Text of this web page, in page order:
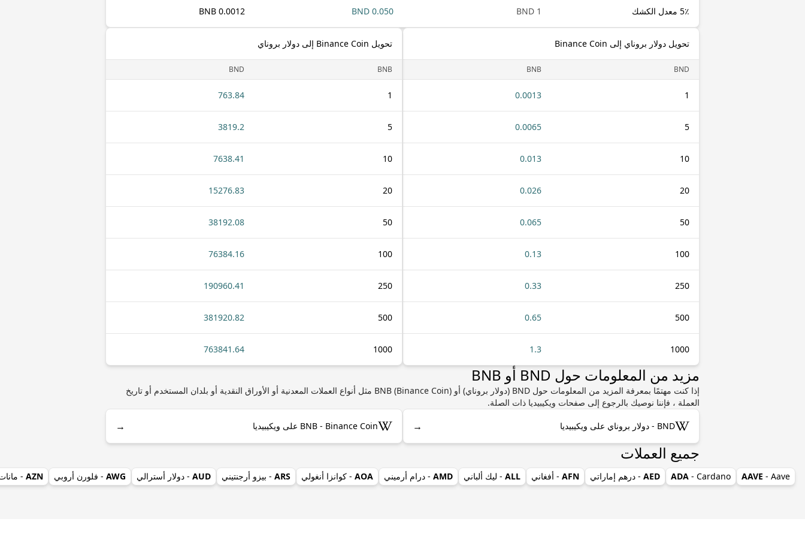
5٪ معدل الكشك 1 BND
0.050 BND
0.0012 BNB
تحويل دولار بروناي إلى Binance Coin
BND
BNB
1
0.0013
5
0.0065
10
0.013
20
0.026
50
0.065
100
0.13
250
0.33
500
0.65
1000
1.3
تحويل Binance Coin إلى دولار بروناي
BNB
BND
1
763.84
5
3819.2
10
7638.41
20
15276.83
50
38192.08
100
76384.16
250
190960.41
500
381920.82
1000
763841.64
مزيد من المعلومات حول BND أو BNB
إذا كنت مهتمًا بمعرفة المزيد من المعلومات حول BND (دولار بروناي) أو BNB (Binance Coin) مثل أنواع العملات المعدنية أو الأوراق النقدية أو بلدان المستخدم أو تاريخ
العملة ، فإننا نوصيك بالرجوع إلى صفحات ويكيبيديا ذات الصلة.
BND - دولار بروناي على ويكيبيديا → BNB - Binance Coin على ويكيبيديا →
جميع العملات
AAVE - Aave
ADA - Cardano
AED - درهم إماراتي AFN - أفغاني ALL - ليك ألباني AMD - درام أرميني AOA - كوانزا أنغولي ARS - بيزو أرجنتيني AUD - دولار أسترالي AWG - فلورن أروبي AZN
-